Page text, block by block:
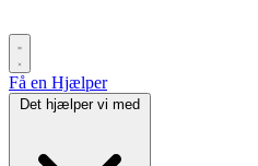
Få en Hjælper
Det hjælper vi med